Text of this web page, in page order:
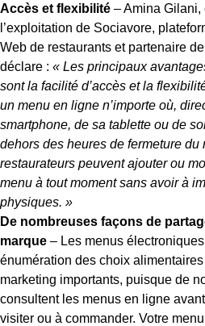
Accès et flexibilité – Amina Gilani,
l’exploitation de Sociavore,
Web de restaurants et partenaire
déclare : « Les principaux
sont la facilité d’accès et la
un menu en ligne n’importe où,
smartphone, de sa tablette ou de
dehors des heures de fermeture du
restaurateurs peuvent ajouter ou
menu à tout moment sans avoir à
physiques. »
De nombreuses façons de
marque – Les menus
énumération des choix
marketing importants, puisque de
consultent les menus en ligne
visiter ou à commander. Votre